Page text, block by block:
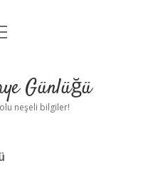
Günlüğü
neşeli bilgiler!